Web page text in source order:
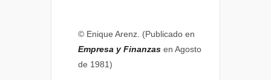
© Enique Arenz. (Publicado en
Empresa y Finanzas en Agosto
de 1981)